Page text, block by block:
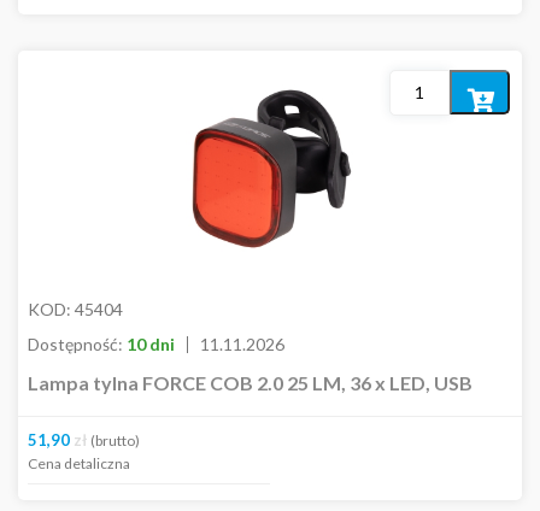
KOD: 45404
Dostępność: 10 dni 11.11.2026
Lampa tylna FORCE COB 2.0 25 LM, 36 x LED, USB
51,90 zł (brutto)
Cena detaliczna
Dodaj